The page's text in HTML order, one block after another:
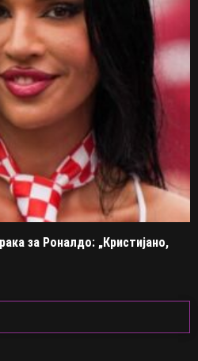
за Роналдо: „Кристијано,